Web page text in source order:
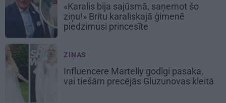
«Karalis bija sajūsmā, saņemot šo
ziņu!» Britu karaliskajā ģimenē
piedzimusi princesīte
ZIŅAS
Influencere Martelly godīgi pasaka,
vai tiešām precējās Gluzunovas kleitā